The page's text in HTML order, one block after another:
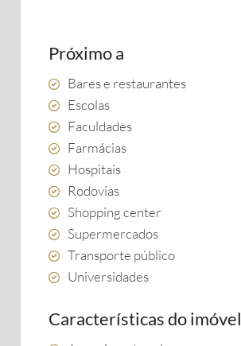
Próximo a
Bares e restaurantes
Escolas
Faculdades
Farmácias
Hospitais
Rodovias
Shopping center
Supermercados
Transporte público
Universidades
Características do imóvel